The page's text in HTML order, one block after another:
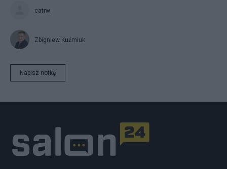
catrw
Zbigniew Kuźmiuk
Napisz notkę